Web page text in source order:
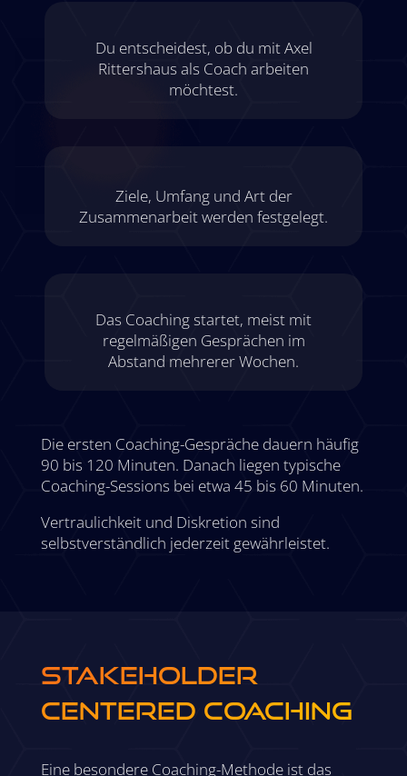
Du entscheidest, ob du mit Axel
Rittershaus als Coach arbeiten
möchtest.
Ziele, Umfang und Art der
Zusammenarbeit werden festgelegt.
Das Coaching startet, meist mit
regelmäßigen Gesprächen im
Abstand mehrerer Wochen.
Die ersten Coaching-Gespräche dauern häufig
90 bis 120 Minuten. Danach liegen typische
Coaching-Sessions bei etwa 45 bis 60 Minuten.
Vertraulichkeit und Diskretion sind
selbstverständlich jederzeit gewährleistet.
STAKEHOLDER
CENTERED COACHING
Eine besondere Coaching-Methode ist das